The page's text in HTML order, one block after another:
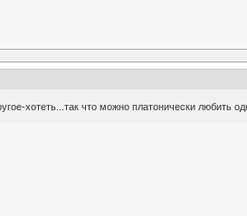
хотеть...так что можно платонически любить